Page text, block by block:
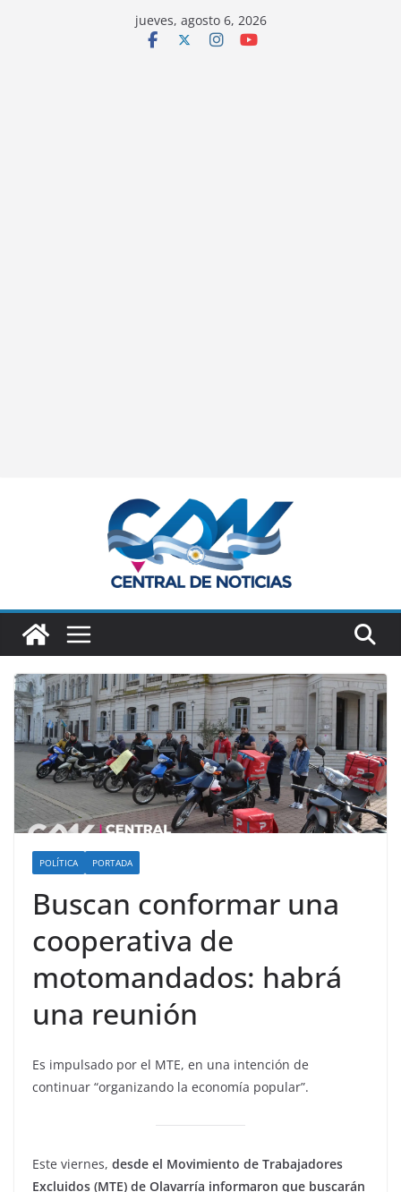
jueves, agosto 6, 2026
POLÍTICA PORTADA
Buscan conformar una
cooperativa de
motomandados: habrá
una reunión
Es impulsado por el MTE, en una intención de
continuar “organizando la economía popular”.
Este viernes, desde el Movimiento de Trabajadores
Excluidos (MTE) de Olavarría informaron que buscarán